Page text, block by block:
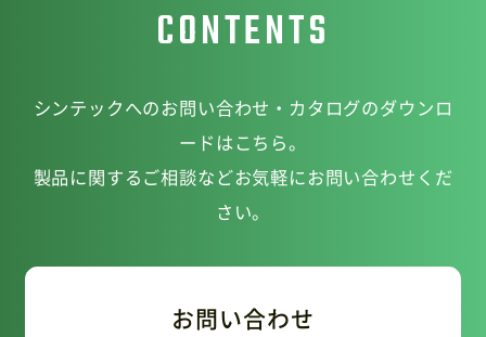
CONTENTS
シンテックへのお問い合わせ・カタログのダウンロ
ードはこちら。
製品に関するご相談などお気軽にお問い合わせくだ
さい。
お問い合わせ